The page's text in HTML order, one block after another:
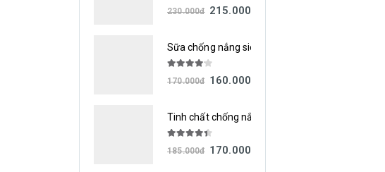
out of 5
230.000đ 215.000
Sữa chống nắng siêu chống thấm nước Kose
out of 5
170.000đ 160.000
Tinh chất chống nắng siêu chống nước Kose
out of 5
185.000đ 170.000